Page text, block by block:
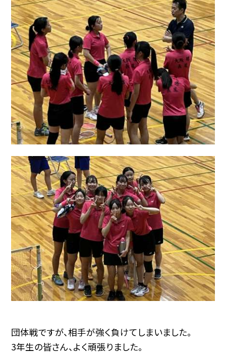
団体戦ですが、相手が強く負けてしまいました。
3年生の皆さん、よく頑張りました。